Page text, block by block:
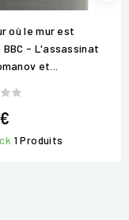
où le mur est
BBC - L'assassinat
et...
1 Produits